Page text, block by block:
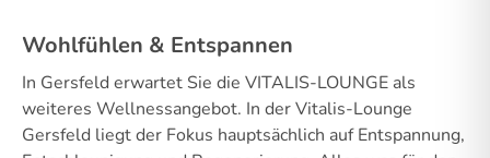
Wohlfühlen & Entspannen
In Gersfeld erwartet Sie die VITALIS-LOUNGE als
weiteres Wellnessangebot. In der Vitalis-Lounge
Gersfeld liegt der Fokus hauptsächlich auf Entspannung,